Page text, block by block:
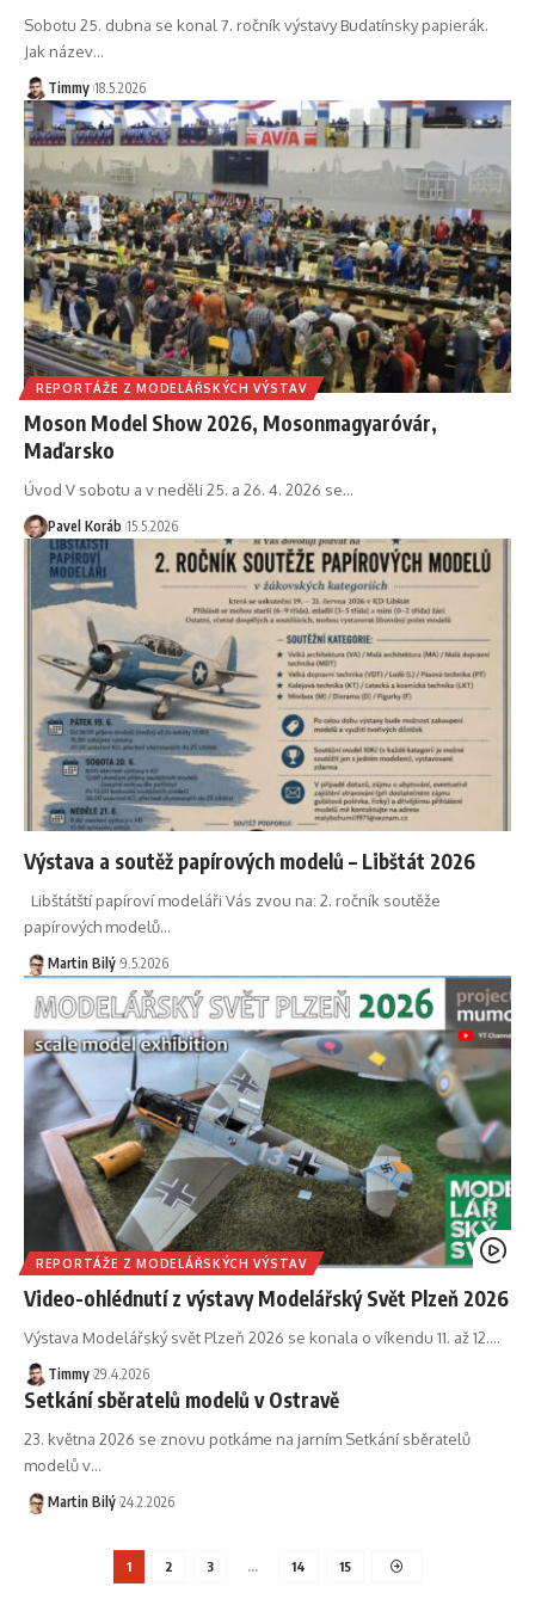
Sobotu 25. dubna se konal 7. ročník výstavy Budatínsky papierák.
Jak název…
Timmy 18.5.2026
REPORTÁŽE Z MODELÁŘSKÝCH VÝSTAV
Moson Model Show 2026, Mosonmagyaróvár,
Maďarsko
Úvod V sobotu a v neděli 25. a 26. 4. 2026 se…
Pavel Koráb 15.5.2026
Výstava a soutěž papírových modelů – Libštát 2026
Libštátští papíroví modeláři Vás zvou na: 2. ročník soutěže
papírových modelů…
Martin Bilý 9.5.2026
REPORTÁŽE Z MODELÁŘSKÝCH VÝSTAV
Video-ohlédnutí z výstavy Modelářský Svět Plzeň 2026
Výstava Modelářský svět Plzeň 2026 se konala o víkendu 11. až 12.…
Timmy 29.4.2026
Setkání sběratelů modelů v Ostravě
23. května 2026 se znovu potkáme na jarním Setkání sběratelů
modelů v…
Martin Bilý 24.2.2026
1 2 3 … 14 15